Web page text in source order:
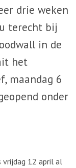
drie weken
terecht bij
in de
het
maandag 6
onder
vrijdag 12 april al